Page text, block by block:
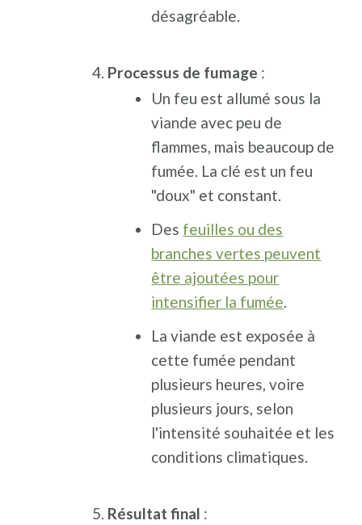
désagréable.
Processus de fumage :
Un feu est allumé sous la
viande avec peu de
flammes, mais beaucoup de
fumée. La clé est un feu
"doux" et constant.
Des feuilles ou des
branches vertes peuvent
être ajoutées pour
intensifier la fumée.
La viande est exposée à
cette fumée pendant
plusieurs heures, voire
plusieurs jours, selon
l'intensité souhaitée et les
conditions climatiques.
Résultat final :